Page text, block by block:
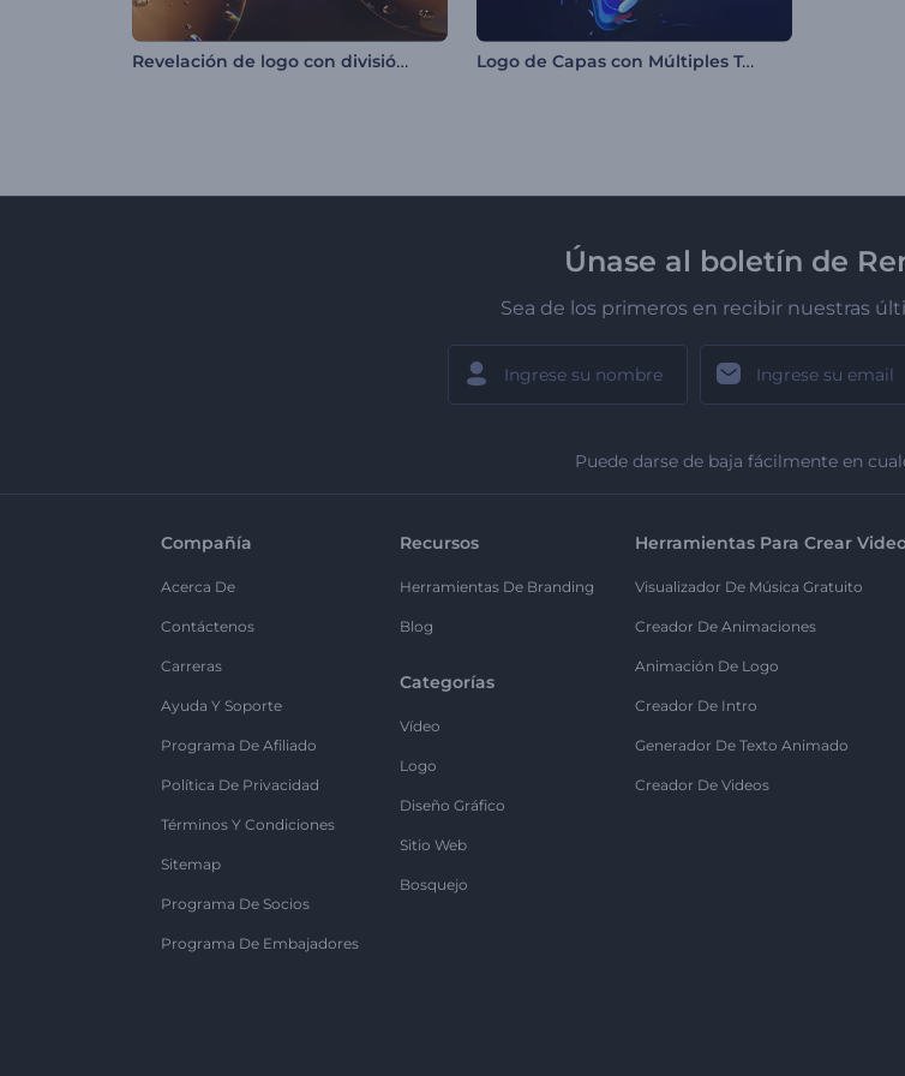
Revelación de logo con división de burbujas Logo de Capas con Múltiples Tonos
Únase al boletín de
Sea de los primeros en recibir nuestras
Puede darse de baja fácilmente en
Compañía
Acerca De
Contáctenos
Carreras
Ayuda Y Soporte
Programa De Afiliado
Política De Privacidad
Términos Y Condiciones
Sitemap
Programa De Socios
Programa De Embajadores
Recursos
Herramientas De Branding
Blog
Categorías
Vídeo
Logo
Diseño Gráfico
Sitio Web
Bosquejo
Herramientas Para Crear
Visualizador De Música Gratuito
Creador De Animaciones
Animación De Logo
Creador De Intro
Generador De Texto Animado
Creador De Videos